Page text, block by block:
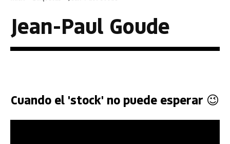
Jean-Paul Goude
Cuando el 'stock' no puede esperar 😉